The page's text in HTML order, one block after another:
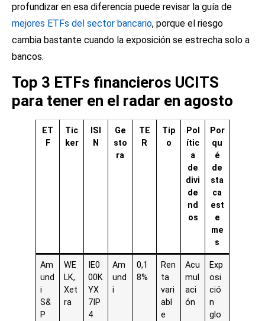
profundizar en esa diferencia puede revisar la guía de
mejores ETFs del sector bancario, porque el riesgo
cambia bastante cuando la exposición se estrecha solo a
bancos.
Top 3 ETFs financieros UCITS
para tener en el radar en agosto
ET
F
Tic
ker
ISI
N
Ge
sto
ra
TE
R
Tip
o
Pol
ític
a
de
divi
de
nd
os
Por
qu
é
de
sta
ca
est
e
me
s
Am
und
i
S&
P
WE
LK,
Xet
ra
IE0
00K
YX
7IP
4
Am
und
i
0,1
8%
Ren
ta
vari
abl
e
Acu
mul
aci
ón
Exp
osi
ció
n
glo